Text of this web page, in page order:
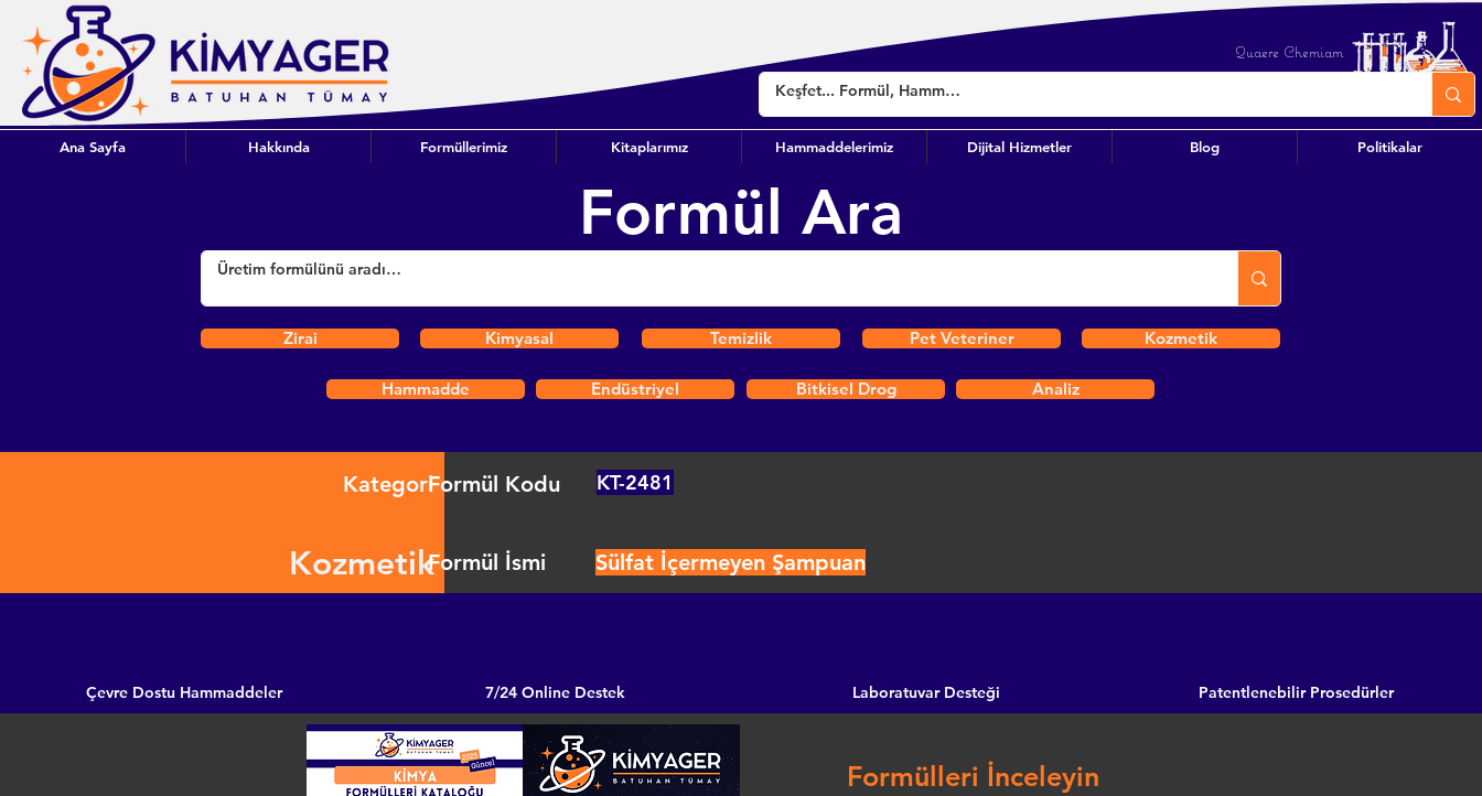
Quaere Chemiam
Ana Sayfa Hakkında Formüllerimiz Kitaplarımız Hammaddelerimiz Dijital Hizmetler Blog Politikalar
Formül Ara
Zirai Kimyasal Temizlik Pet Veteriner Kozmetik
Hammadde Endüstriyel Bitkisel Drog Analiz
Kategori
Kozmetik
Formül Kodu KT-2481
Formül İsmi Sülfat İçermeyen Şampuan
Çevre Dostu Hammaddeler 7/24 Online Destek Laboratuvar Desteği Patentlenebilir Prosedürler
Formülleri İnceleyin